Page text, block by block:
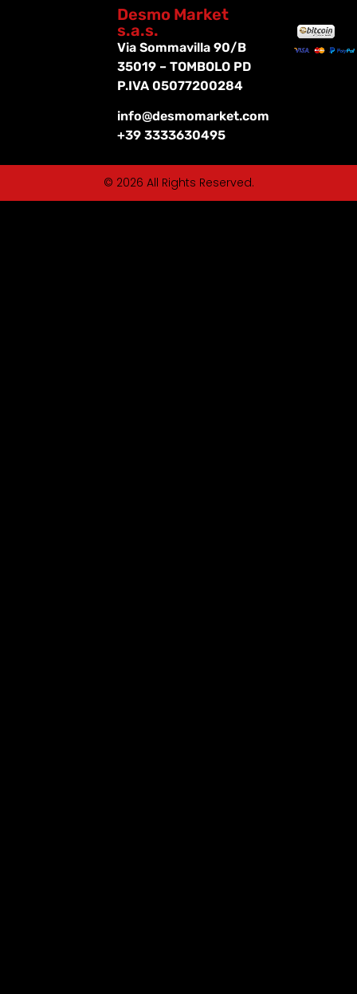
Desmo Market
s.a.s.
Via Sommavilla 90/B
35019 – TOMBOLO PD
P.IVA 05077200284
info@desmomarket.com
+39 3333630495
© 2026 All Rights Reserved.